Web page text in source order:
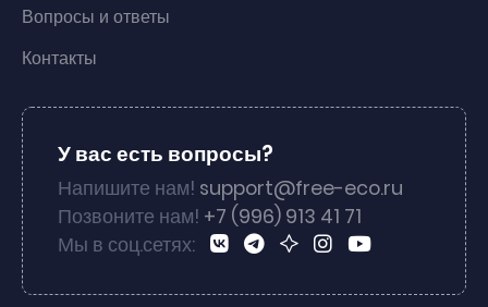
Вопросы и ответы
Контакты
У вас есть вопросы?
Напишите нам! support@free-eco.ru
Позвоните нам! +7 (996) 913 41 71
Мы в соц.сетях: